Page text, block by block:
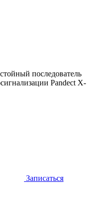
последователь
Pandect X-
Записаться